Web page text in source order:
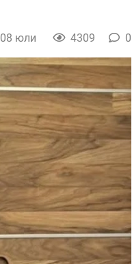
08 юли 4309 0